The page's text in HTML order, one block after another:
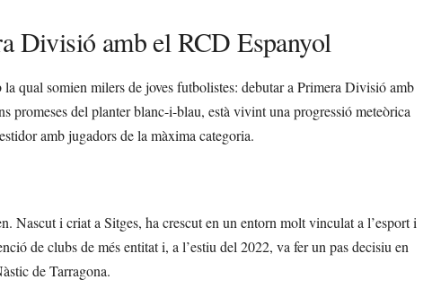
Divisió amb el RCD Espanyol
qual somien milers de joves futbolistes: debutar a Primera Divisió amb
promeses del planter blanc-i-blau, està vivint una progressió meteòrica
amb jugadors de la màxima categoria.
Nascut i criat a Sitges, ha crescut en un entorn molt vinculat a l’esport i
de clubs de més entitat i, a l’estiu del 2022, va fer un pas decisiu en
de Tarragona.